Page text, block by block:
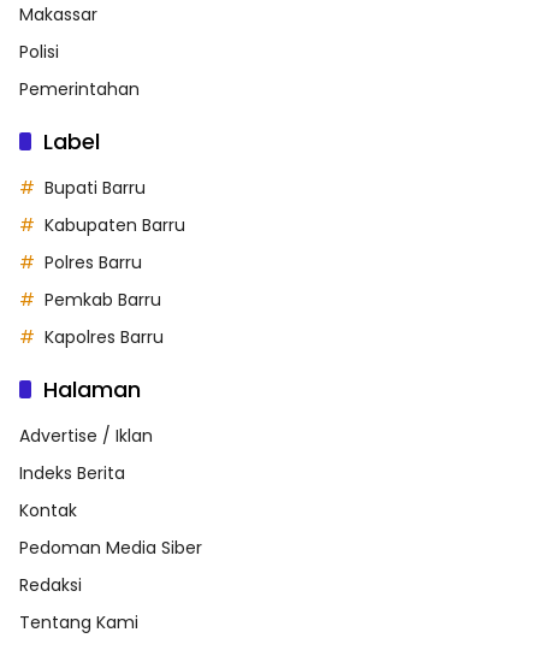
Makassar
Polisi
Pemerintahan
Label
Bupati Barru
Kabupaten Barru
Polres Barru
Pemkab Barru
Kapolres Barru
Halaman
Advertise / Iklan
Indeks Berita
Kontak
Pedoman Media Siber
Redaksi
Tentang Kami